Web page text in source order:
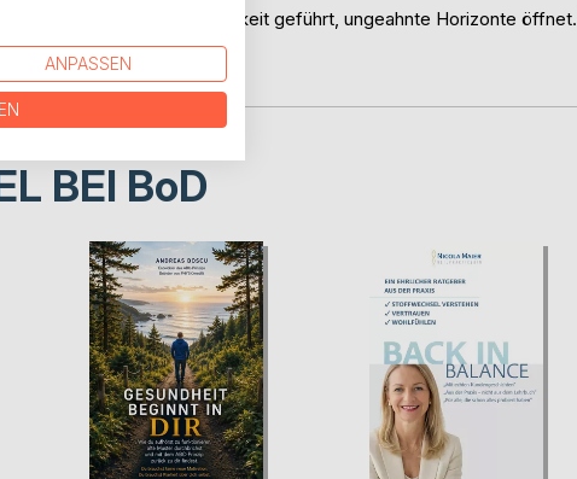
Neuland, der von Achtsamkeit geführt, ungeahnte Horizonte öffnet.
BEI BoD
ANPASSEN